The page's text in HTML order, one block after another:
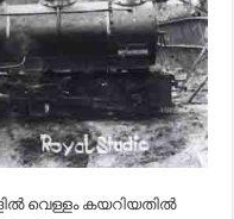
വെള്ളം കയറിയതിൽ